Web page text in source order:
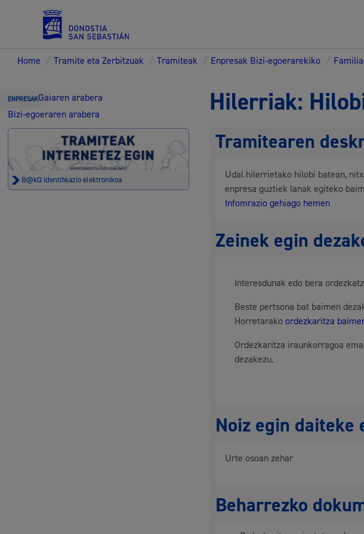
Zerbitzuak
Errolda eta gai pertsonalak
Herritarren segurtasuna eta larrialdiak
Osasun publikoa, animaliak eta kontsumoa
Home / Tramite eta Zerbitzuak / Tramiteak / Enpresak Bizi-egoerarekiko /
ENPRESAKGaiaren arabera
Bizi-egoeraren arabera
B@kQ identifikazio elektronikoa
Hilerriak:
Tramitearen
Udal hilerrietako hilobi batean,
enpresa guztiek lanak egiteko
Infomrazio gehiago hemen
Zeinek egin
Interesdunak edo bera
Beste pertsona bat baimen
Horretarakoordezkaritza
Ordezkaritza iraunkorragoa
dezakezu.
Noiz egin daiteke
Urte osoan zehar
Beharrezko